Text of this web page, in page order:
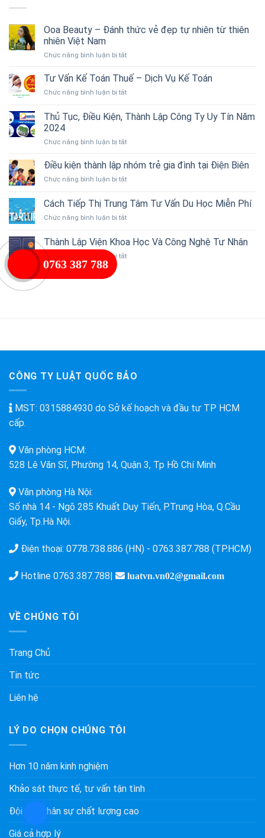
Ooa Beauty – Đánh thức vẻ đẹp tự nhiên từ thiên
nhiên Việt Nam
Chức năng bình luận bị tắtở
Beauty
Đánh
vẻ
nhiên
thiên
Tư Vấn Kế Toán Thuế – Dịch Vụ Kế Toán
Chức năng bình luận bị tắtở
Vấn
Kế
Thuế
Dịch
Kế
Thủ Tục, Điều Kiện, Thành Lập Công Ty Uy Tín Năm
2024
Chức năng bình luận bị tắtở
Tục,
Kiện,
Lập
Ty
Tín
Điều kiện thành lập nhóm trẻ gia đình tại Điện Biên
Chức năng bình luận bị tắtở
kiện
thành
lập
trẻ
đình
Cách Tiếp Thị Trung Tâm Tư Vấn Du Học Miễn Phí
Chức năng bình luận bị tắtở
Tiếp
Thị
Trung
Thành Lập Viện Khoa Học Và Công Nghệ Tư Nhân
Chức năng bình luận bị tắtở
CÔNG TY LUẬT QUỐC BẢO
MST: 0315884930 do Sở kế hoạch và đầu tư TP HCM
cấp.
Văn phòng HCM:
528 Lê Văn Sĩ, Phường 14, Quận 3, Tp Hồ Chí Minh
Văn phòng Hà Nội:
Số nhà 14 - Ngõ 285 Khuất Duy Tiến, P.Trung Hòa, Q.Cầu
Giấy, Tp.Hà Nội.
Điện thoại: 0778.738.886 (HN) - 0763.387.788 (TP.HCM)
Hotline 0763.387.788| luatvn.vn02@gmail.com
VỀ CHÚNG TÔI
Trang Chủ
Tin tức
Liên hệ
LÝ DO CHỌN CHÚNG TÔI
Hơn 10 năm kinh nghiệm
Khảo sát thực tế, tư vấn tận tình
Đội ngũ nhân sự chất lượng cao
Giá cả hợp lý
0763 387 788